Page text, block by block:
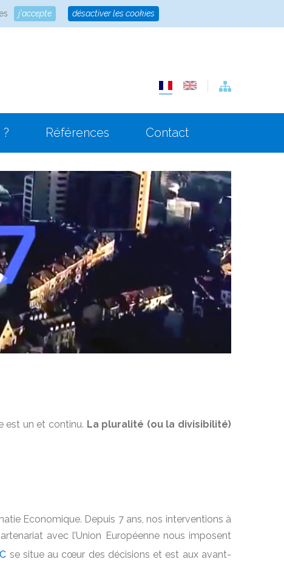
j'accepte désactiver les cookies
Références Contact
est un et continu. La pluralité (ou la divisibilité)
Economique. Depuis 7 ans, nos interventions à
avec l’Union Européenne nous imposent
se situe au cœur des décisions et est aux avant-